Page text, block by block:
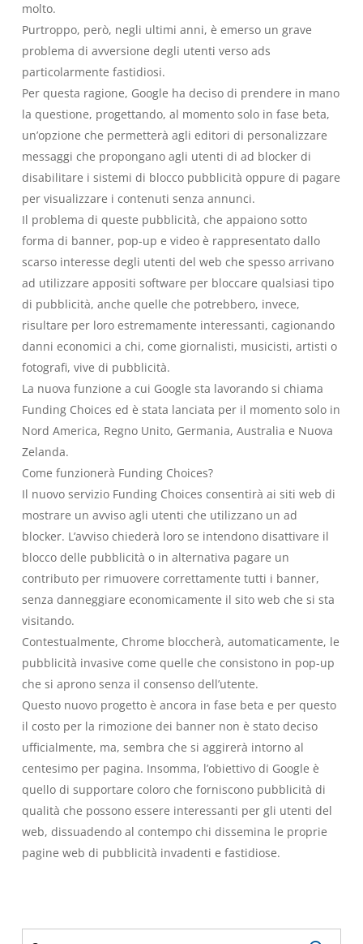
molto.
Purtroppo, però, negli ultimi anni, è emerso un grave
problema di avversione degli utenti verso ads
particolarmente fastidiosi.
Per questa ragione, Google ha deciso di prendere in mano
la questione, progettando, al momento solo in fase beta,
un’opzione che permetterà agli editori di personalizzare
messaggi che propongano agli utenti di ad blocker di
disabilitare i sistemi di blocco pubblicità oppure di pagare
per visualizzare i contenuti senza annunci.
Il problema di queste pubblicità, che appaiono sotto
forma di banner, pop-up e video è rappresentato dallo
scarso interesse degli utenti del web che spesso arrivano
ad utilizzare appositi software per bloccare qualsiasi tipo
di pubblicità, anche quelle che potrebbero, invece,
risultare per loro estremamente interessanti, cagionando
danni economici a chi, come giornalisti, musicisti, artisti o
fotografi, vive di pubblicità.
La nuova funzione a cui Google sta lavorando si chiama
Funding Choices ed è stata lanciata per il momento solo in
Nord America, Regno Unito, Germania, Australia e Nuova
Zelanda.
Come funzionerà Funding Choices?
Il nuovo servizio Funding Choices consentirà ai siti web di
mostrare un avviso agli utenti che utilizzano un ad
blocker. L’avviso chiederà loro se intendono disattivare il
blocco delle pubblicità o in alternativa pagare un
contributo per rimuovere correttamente tutti i banner,
senza danneggiare economicamente il sito web che si sta
visitando.
Contestualmente, Chrome bloccherà, automaticamente, le
pubblicità invasive come quelle che consistono in pop-up
che si aprono senza il consenso dell’utente.
Questo nuovo progetto è ancora in fase beta e per questo
il costo per la rimozione dei banner non è stato deciso
ufficialmente, ma, sembra che si aggirerà intorno al
centesimo per pagina. Insomma, l’obiettivo di Google è
quello di supportare coloro che forniscono pubblicità di
qualità che possono essere interessanti per gli utenti del
web, dissuadendo al contempo chi dissemina le proprie
pagine web di pubblicità invadenti e fastidiose.